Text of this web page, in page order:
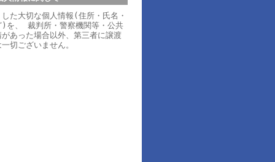
た大切な個人情報(住所・氏名・
)を、 裁判所・警察機関等・公共
あった場合以外、第三者に譲渡
切ございません。